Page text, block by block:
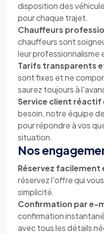
disposition des
pour chaque trajet.
Chauffeurs
chauffeurs sont
leur professionnalisme
Tarifs transparents
sont fixes et ne
saurez toujours à
Service client réactif
besoin, notre équipe
pour répondre à vos
situation.
Nos
Réservez facilement
réservez l'offre qui
simplicité.
Confirmation par e-
confirmation
avec tous les détails